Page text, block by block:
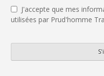
J'accepte que mes
utilisées par Prud'homme